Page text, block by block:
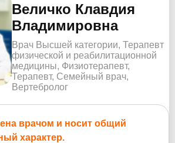
Величко Клавдия
Владимировна
Врач Высшей категории, Терапевт
физической и реабилитационной
медицины, Физиотерапевт,
Терапевт, Семейный врач,
Вертебролог
врачом и носит общий
характер.